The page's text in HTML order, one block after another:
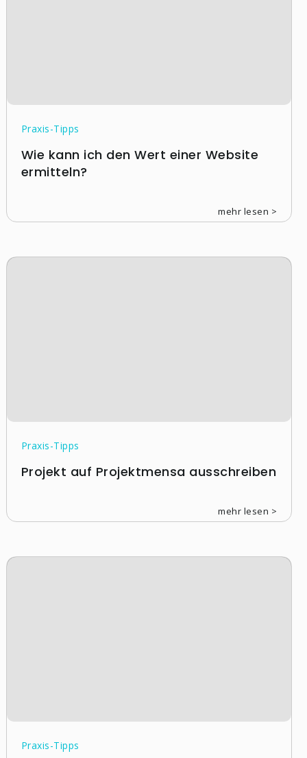
Praxis-Tipps
Wie kann ich den Wert einer Website
ermitteln?
mehr lesen >
Praxis-Tipps
Projekt auf Projektmensa ausschreiben
mehr lesen >
Praxis-Tipps